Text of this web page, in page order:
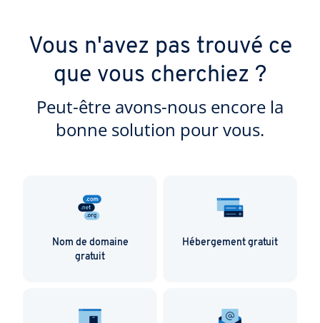
Vous n'avez pas trouvé ce
que vous cherchiez ?
Peut-être avons-nous encore la
bonne solution pour vous.
Nom de domaine
gratuit
Hébergement gratuit